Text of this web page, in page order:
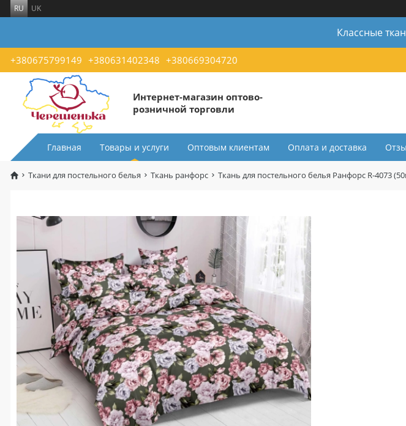
RU UK
Классные
+380675799149 +380631402348 +380669304720
Интернет-магазин оптово-
розничной торговли
Главная Товары и услуги Оптовым клиентам Оплата и доставка
Ткани для постельного белья Ткань ранфорс Ткань для постельного белья Ранфорс R-4073